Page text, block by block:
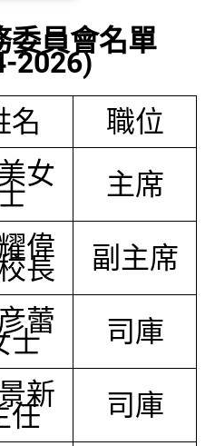
委員會名單
2026)
名
職位
女 主席
偉
長 副主席
蕾
士 司庫
新
任 司庫